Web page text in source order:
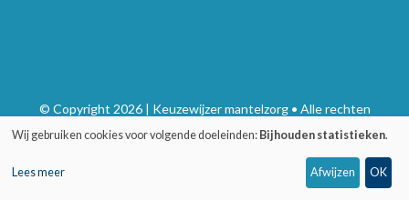
© Copyright 2026 | Keuzewijzer mantelzorg • Alle rechten
voorbehouden
Wij gebruiken cookies voor volgende doeleinden: Bijhouden statistieken.
Lees meer Afwijzen OK